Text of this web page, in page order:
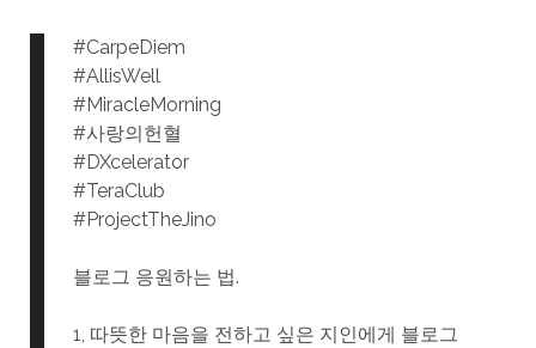
#CarpeDiem
#AllisWell
#MiracleMorning
#사랑의헌혈
#DXcelerator
#TeraClub
#ProjectTheJino
블로그 응원하는 법.
1, 따뜻한 마음을 전하고 싶은 지인에게 블로그